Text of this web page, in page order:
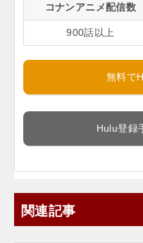
コナンアニメ配信数
900話以上
無料で
Hulu登録
関連記事